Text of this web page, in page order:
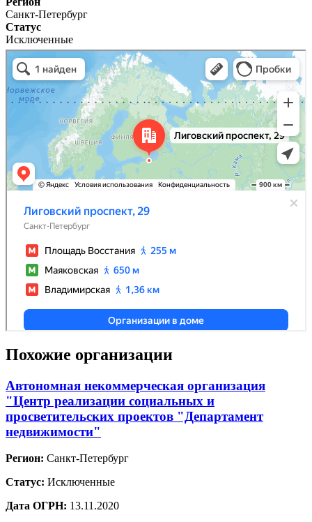
Санкт-Петербург
Статус
Исключенные
Похожие организации
Автономная некоммерческая организация
"Центр реализации социальных и
просветительских проектов "Департамент
недвижимости"
Регион: Санкт-Петербург
Статус: Исключенные
Дата ОГРН: 13.11.2020